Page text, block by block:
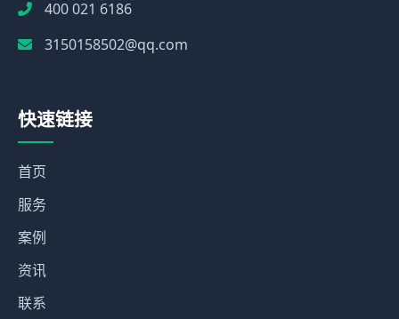
400 021 6186
3150158502@qq.com
快速链接
首页
服务
案例
资讯
联系